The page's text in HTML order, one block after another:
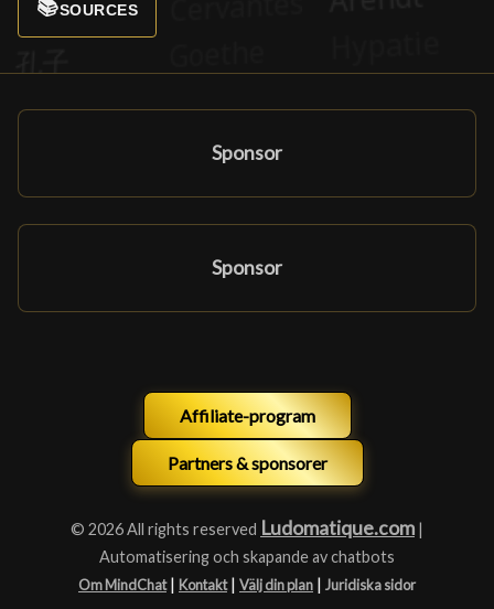
📚SOURCES
Sponsor
Sponsor
Affiliate-program
Partners & sponsorer
© 2026 All rights reserved Ludomatique.com |
Automatisering och skapande av chatbots
Om MindChat | Kontakt | Välj din plan | Juridiska sidor